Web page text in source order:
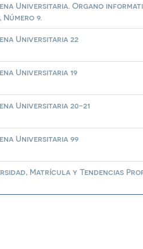
Universitaria. Organo
Número 9.
Universitaria 22
Universitaria 19
Universitaria 20-21
Universitaria 99
Matrícula y Tendencias